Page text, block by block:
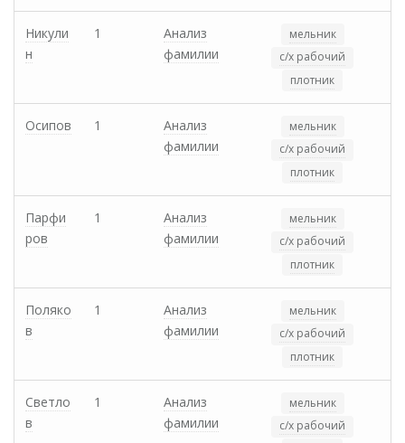
Никули
н
1
Анализ
фамилии
мельник
с/х рабочий
плотник
Осипов 1
Анализ
фамилии
мельник
с/х рабочий
плотник
Парфи
ров
1
Анализ
фамилии
мельник
с/х рабочий
плотник
Поляко
в
1
Анализ
фамилии
мельник
с/х рабочий
плотник
Светло
в
1
Анализ
фамилии
мельник
с/х рабочий